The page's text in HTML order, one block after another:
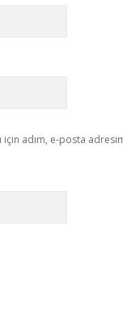
adım, e-posta